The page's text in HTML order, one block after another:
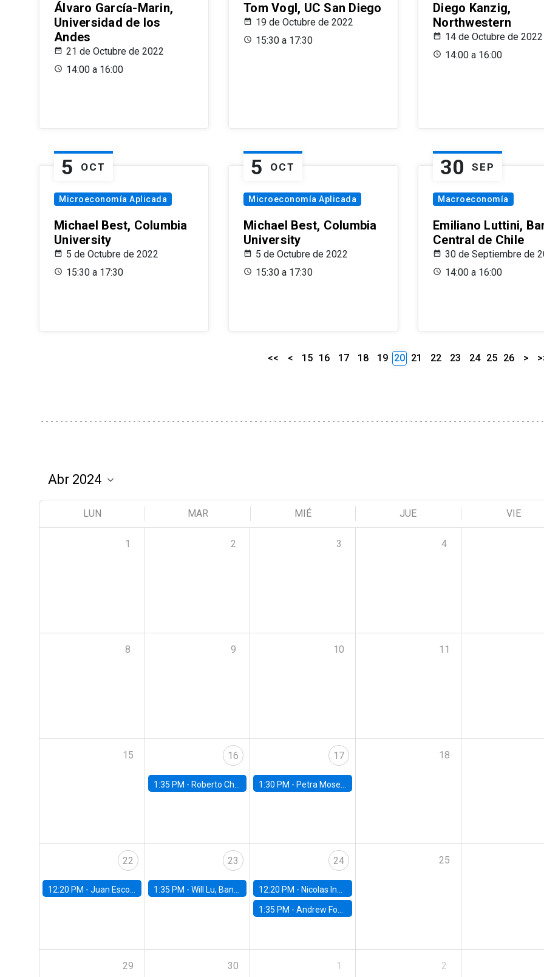
Álvaro García-Marin,
Universidad de los
Andes
21 de Octubre de 2022
14:00 a 16:00
Tom Vogl, UC San Diego
19 de Octubre de 2022
15:30 a 17:30
Diego Kanzig,
Northwestern
14 de Octubre de 2022
14:00 a 16:00
5 OCT
Microeconomía Aplicada
Michael Best, Columbia
University
5 de Octubre de 2022
15:30 a 17:30
5 OCT
Microeconomía Aplicada
Michael Best, Columbia
University
5 de Octubre de 2022
15:30 a 17:30
30 SEP
Macroeconomía
Emiliano Luttini,
Central de Chile
30 de Septiembre de
14:00 a 16:00
<< < 15 16 17 18 19 20 21 22 23 24 25 26 >
LUN MAR MIÉ JUE VIE
1 2 3 4
8 9 10 11
15 16
1:35 PM - Roberto Chang, Rutgers University
17
1:30 PM - Petra Moser, NYU Stern
18
22
12:20 PM - Juan Escobar, Universidad de Chile
23
1:35 PM - Will Lu, Banco Central de Chile
24
12:20 PM - Nicolas Inostroza, Rotman School of Management, University of Toronto
1:35 PM -Andrew Foster, Brown University
25
29 30 1 2